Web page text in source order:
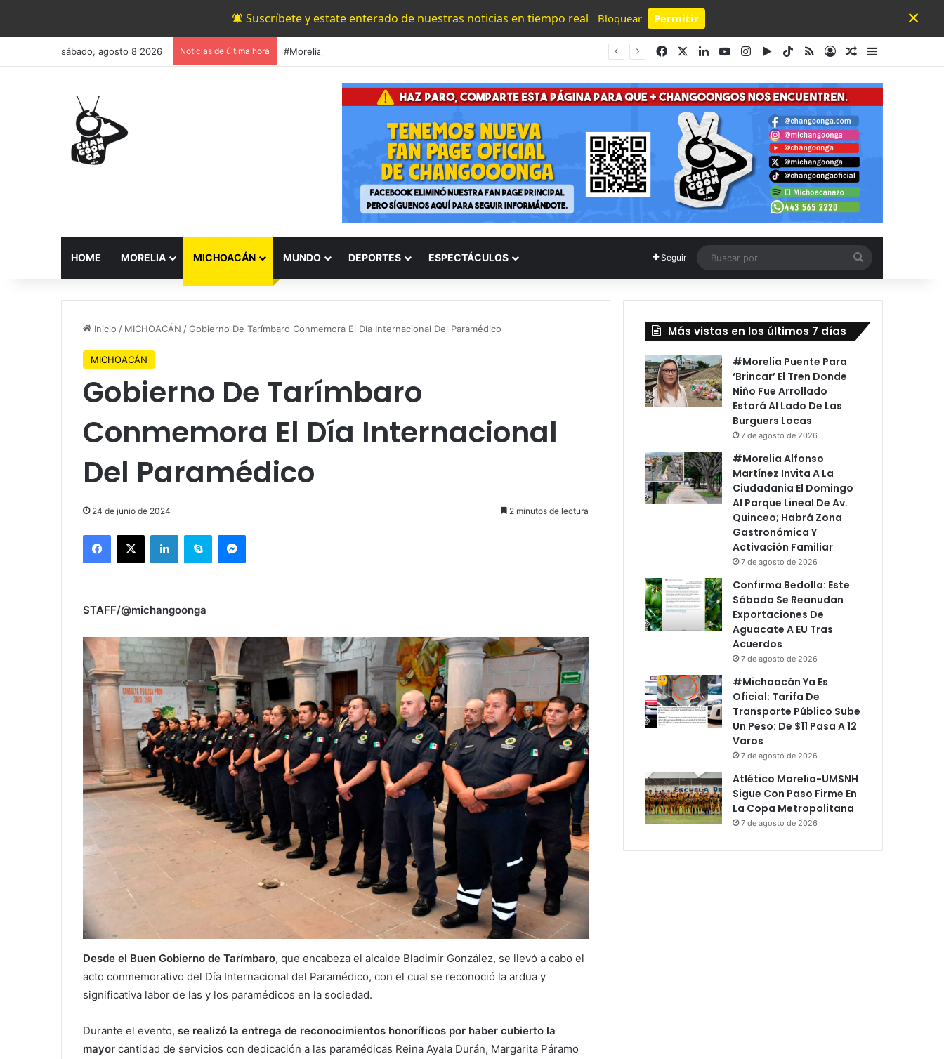
Suscríbete y estate enterado de nuestras noticias en tiempo real Bloquear Permitir
Powered by SendPulse
×
sábado, agosto 8 2026 Noticias de última hora FacebookLinkedInYouTubeInstagram
Google Play
TikTok
RSSAccesoPublicación al
Barra lateral
HOME MORELIA MICHOACÁN MUNDO DEPORTES ESPECTÁCULOS Seguir
por
Inicio / MICHOACÁN /Gobierno De Tarímbaro Conmemora El Día Internacional Del Paramédico
MICHOACÁN
Gobierno De Tarímbaro
Conmemora El Día Internacional
Del Paramédico
24 de junio de 2024 2 minutos de lectura
Facebook
X LinkedInSkype Messenger
STAFF/@michangoonga
Desde el Buen Gobierno de Tarímbaro, que encabeza el alcalde Bladimir González, se llevó a cabo el
acto conmemorativo del Día Internacional del Paramédico, con el cual se reconoció la ardua y
significativa labor de las y los paramédicos en la sociedad.
Durante el evento, se realizó la entrega de reconocimientos honoríficos por haber cubierto la
mayor cantidad de servicios con dedicación a las paramédicas Reina Ayala Durán, Margarita Páramo
Más vistas en los últimos 7 días
#Morelia Puente Para
‘Brincar’ El Tren Donde
Niño Fue Arrollado
Estará Al Lado De Las
Burguers Locas
7 de agosto de 2026
#Morelia Alfonso
Martínez Invita A La
Ciudadania El Domingo
Al Parque Lineal De Av.
Quinceo; Habrá Zona
Gastronómica Y
Activación Familiar
7 de agosto de 2026
Confirma Bedolla: Este
Sábado Se Reanudan
Exportaciones De
Aguacate A EU Tras
Acuerdos
7 de agosto de 2026
#Michoacán Ya Es
Oficial: Tarifa De
Transporte Público Sube
Un Peso: De $11 Pasa A 12
Varos
7 de agosto de 2026
Atlético Morelia-UMSNH
Sigue Con Paso Firme En
La Copa Metropolitana
7 de agosto de 2026